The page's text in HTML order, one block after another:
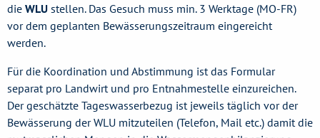
die WLU stellen. Das Gesuch muss min. 3 Werktage (MO-FR)
vor dem geplanten Bewässerungszeitraum eingereicht
werden.
Für die Koordination und Abstimmung ist das Formular
separat pro Landwirt und pro Entnahmestelle einzureichen.
Der geschätzte Tageswasserbezug ist jeweils täglich vor der
Bewässerung der WLU mitzuteilen (Telefon, Mail etc.) damit die